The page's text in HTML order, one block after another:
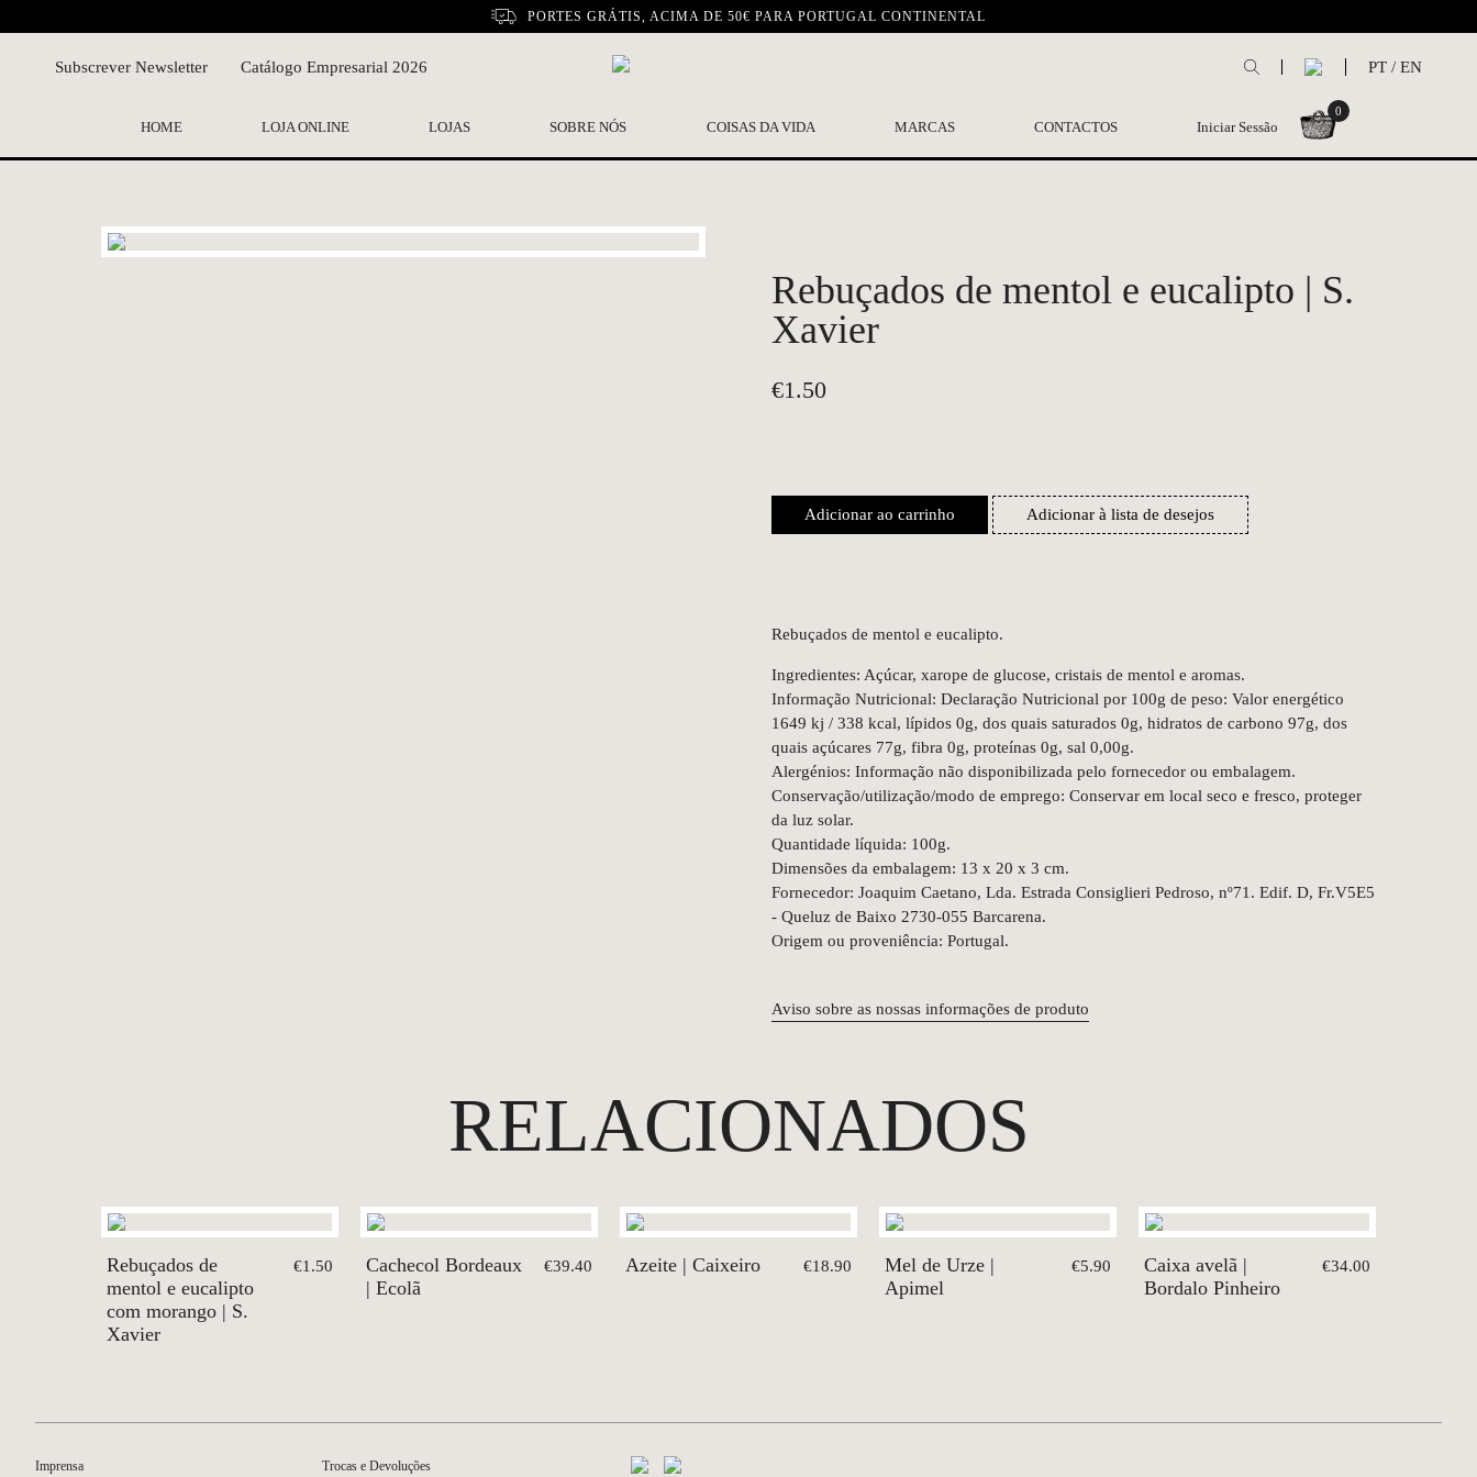
PORTES GRÁTIS, ACIMA DE 50€ PARA PORTUGAL CONTINENTAL
Subscrever Newsletter Catálogo Empresarial 2026 PT / EN
HOME LOJA ONLINE LOJAS SOBRE NÓS COISAS DA VIDA MARCAS CONTACTOS Iniciar Sessão
0
Rebuçados de mentol e eucalipto | S.
Xavier
€1.50
Adicionar ao carrinho Adicionar à lista de desejos
Rebuçados de mentol e eucalipto.
Ingredientes: Açúcar, xarope de glucose, cristais de mentol e aromas.
Informação Nutricional: Declaração Nutricional por 100g de peso: Valor energético
1649 kj / 338 kcal, lípidos 0g, dos quais saturados 0g, hidratos de carbono 97g, dos
quais açúcares 77g, fibra 0g, proteínas 0g, sal 0,00g.
Alergénios: Informação não disponibilizada pelo fornecedor ou embalagem.
Conservação/utilização/modo de emprego: Conservar em local seco e fresco, proteger
da luz solar.
Quantidade líquida: 100g.
Dimensões da embalagem: 13 x 20 x 3 cm.
Fornecedor: Joaquim Caetano, Lda. Estrada Consiglieri Pedroso, nº71. Edif. D, Fr.V5E5
- Queluz de Baixo 2730-055 Barcarena.
Origem ou proveniência: Portugal.
Aviso sobre as nossas informações de produto
RELACIONADOS
Rebuçados de
mentol e eucalipto
com morango | S.
Xavier
€1.50
Cachecol Bordeaux
| Ecolã
€39.40 Azeite | Caixeiro €18.90
Mel de Urze |
Apimel
€5.90
Caixa avelã |
Bordalo Pinheiro
€34.00
Imprensa Trocas e Devoluções